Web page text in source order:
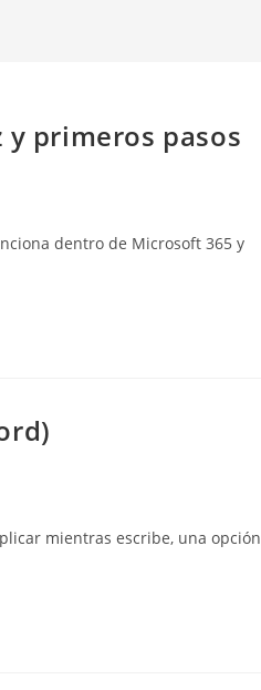
y primeros pasos
dentro de Microsoft 365 y
mientras escribe, una opción